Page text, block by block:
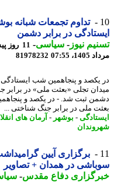
تداوم تجمعات شبانه بوشهر
در برابر دشمن
نیوز-سیاسی-
07:55
81978232
و پنجاهمین شب ایستادگی
تجلی «بعثت ملی» در برابر جنگ
ثبت شد. - در یکصد و پنجاهمین
ملی در برابر جنگ شناختی ...
-بوشهر-آرمان های انقلاب
برگزاری آیین گرامیداشت
در همدان + تصاویر
دفاع مقدس-سیاسی